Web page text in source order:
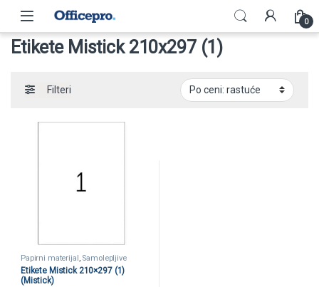
0
Etikete Mistick 210x297 (1)
Filteri
Papirni materijal Samolepljive
etikete
Etikete Mistick 210×297 (1)
(Mistick)